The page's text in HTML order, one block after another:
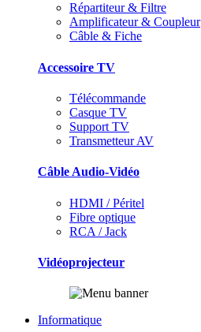
Répartiteur & Filtre
Amplificateur & Coupleur
Câble & Fiche
Accessoire TV
Télécommande
Casque TV
Support TV
Transmetteur AV
Câble Audio-Vidéo
HDMI / Péritel
Fibre optique
RCA / Jack
Vidéoprojecteur
Informatique